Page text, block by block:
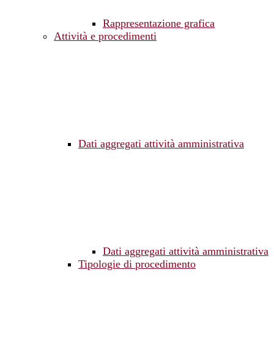
Rappresentazione grafica
Attività e procedimenti
Dati aggregati attività amministrativa
Dati aggregati attività amministrativa
Tipologie di procedimento